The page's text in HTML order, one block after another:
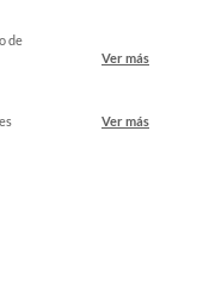
de
Ver más
Ver más